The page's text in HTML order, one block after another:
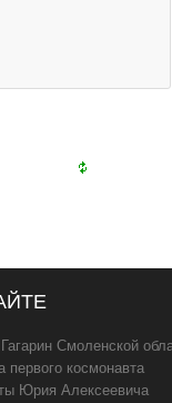
Смоленской
первого космонавта
Юрия Алексеевича